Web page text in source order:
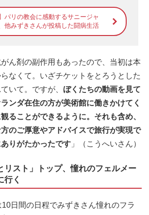
パリの教会に感動するサニージャ
他みずきさんが投稿した闘病生活
がん剤の副作用もあったので、当初は本
なくて。いざチケットをとろうとした
いて。ですが、 ぼくたちの動画を見て
ンダ在住の方が美術館に働きかけてく
ることができるように。それも含め、
のご厚意やアドバイスで旅行が実現で
りがたかったです 」（こうへいさん）
リスト」トップ、憧れのフェルメー
行く
日間の日程でみずきさん憧れのフラ